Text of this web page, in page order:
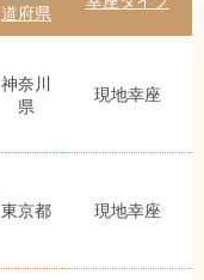
道府県
神奈川
県
現地幸座
東京都 現地幸座